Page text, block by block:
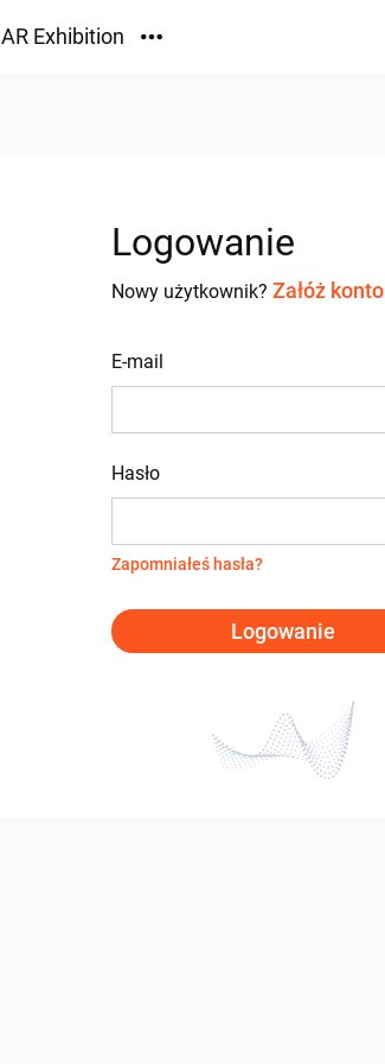
AR Exhibition
Logowanie
Nowy użytkownik? Załóż konto
E-mail
Hasło
Zapomniałeś hasła?
Logowanie